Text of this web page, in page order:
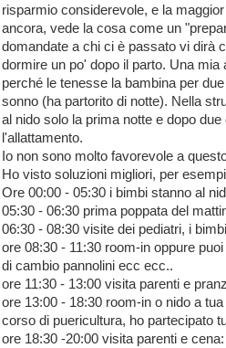
risparmio considerevole, e la
ancora, vede la cosa come un
domandate a chi ci è passato vi dirà
dormire un po' dopo il parto. Una
perché le tenesse la bambina per
sonno (ha partorito di notte). Nella
al nido solo la prima notte e dopo
l'allattamento.
Io non sono molto favorevole a
Ho visto soluzioni migliori, per
Ore 00:00 - 05:30 i bimbi stanno al
05:30 - 06:30 prima poppata del
06:30 - 08:30 visite dei pediatri, i
ore 08:30 - 11:30 room-in oppure
di cambio pannolini ecc ecc..
ore 11:30 - 13:00 visita parenti e
ore 13:00 - 18:30 room-in o nido a
corso di puericultura, ho partecipato
ore 18:30 -20:00 visita parenti e